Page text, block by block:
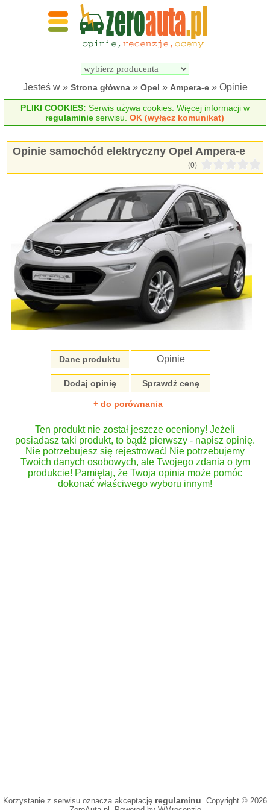
Wyszukiwarka
elektrycznych
Jesteś w » Strona główna» Opel » Ampera-e» Opinie
PLIKI COOKIES: Serwis używa cookies. Więcej informacji w
regulaminie serwisu.OK (wyłącz komunikat)
Opinie samochód elektryczny Opel Ampera-e
(0)
Dane produktu Opinie
Dodaj opinię Sprawdź cenę
+ do porównania
Ten produkt nie został jeszcze oceniony! Jeżeli
posiadasz taki produkt, to bądź pierwszy - napisz opinię.
Nie potrzebujesz się rejestrować! Nie potrzebujemy
Twoich danych osobowych, ale Twojego zdania o tym
produkcie! Pamiętaj, że Twoja opinia może pomóc
dokonać właściwego wyboru innym!
Korzystanie z serwisu oznacza akceptację regulaminu . Copyright © 2026